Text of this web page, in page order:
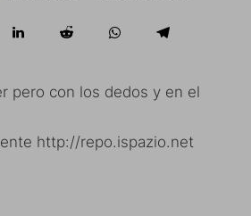
pero con los dedos y en el
http://repo.ispazio.net